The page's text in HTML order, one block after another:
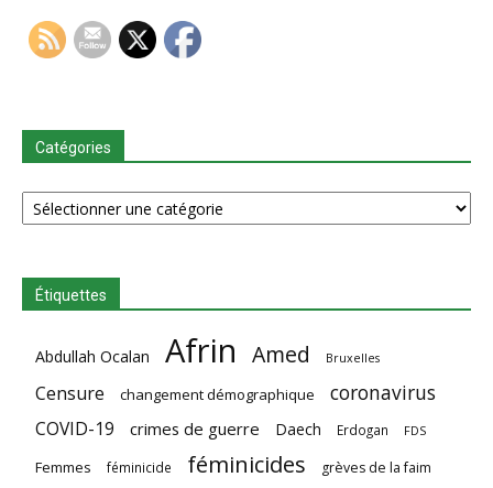
Catégories
Catégories
Étiquettes
Abdullah Ocalan Afrin Amed Bruxelles
Censure changement démographique coronavirus
COVID-19 crimes de guerre Daech Erdogan FDS
Femmes féminicide féminicides grèves de la faim